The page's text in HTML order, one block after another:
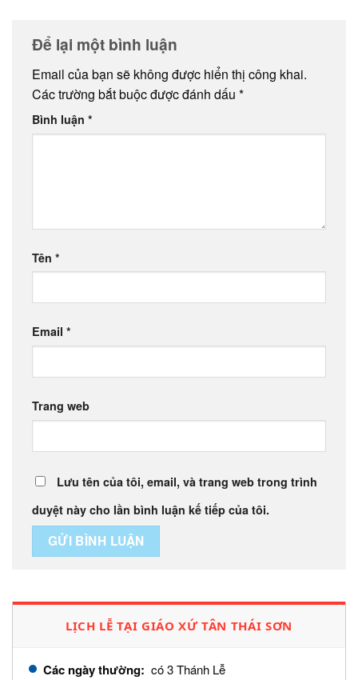
Để lại một bình luận
Email của bạn sẽ không được hiển thị công khai.
Các trường bắt buộc được đánh dấu *
Bình luận *
Tên *
Email *
Trang web
Lưu tên của tôi, email, và trang web trong trình
duyệt này cho lần bình luận kế tiếp của tôi.
LỊCH LỄ TẠI GIÁO XỨ TÂN THÁI SƠN
Các ngày thường: có 3 Thánh Lễ